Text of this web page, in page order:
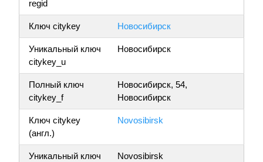
regid
Ключ citykey Новосибирск
Уникальный ключ
citykey_u
Новосибирск
Полный ключ
citykey_f
Новосибирск, 54,
Новосибирск
Ключ citykey
(англ.)
Novosibirsk
Уникальный ключ
Novosibirsk